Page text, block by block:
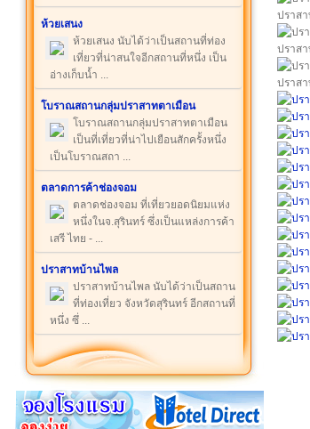
ห้วยเสนง
ห้วยเสนง นับได้ว่าเป็นสถานที่ท่อง
เที่ยวที่น่าสนใจอีกสถานที่หนึ่ง เป็น
อ่างเก็บน้ำ ...
โบราณสถานกลุ่มปราสาทตาเมือน
โบราณสถานกลุ่มปราสาทตาเมือน
เป็นที่เที่ยวที่น่าไปเยือนสักครั้งหนึ่ง
เป็นโบราณสถา ...
ตลาดการค้าช่องจอม
ตลาดช่องจอม ที่เที่ยวยอดนิยมแห่ง
หนึ่งในจ.สุรินทร์ ซึ่งเป็นแหล่งการค้า
เสรี ไทย - ...
ปราสาทบ้านไพล
ปราสาทบ้านไพล นับได้ว่าเป็นสถาน
ที่ท่องเที่ยว จังหวัดสุรินทร์ อีกสถานที่
หนึ่ง ซึ่ ...
ปราส
ปราส
ปราส